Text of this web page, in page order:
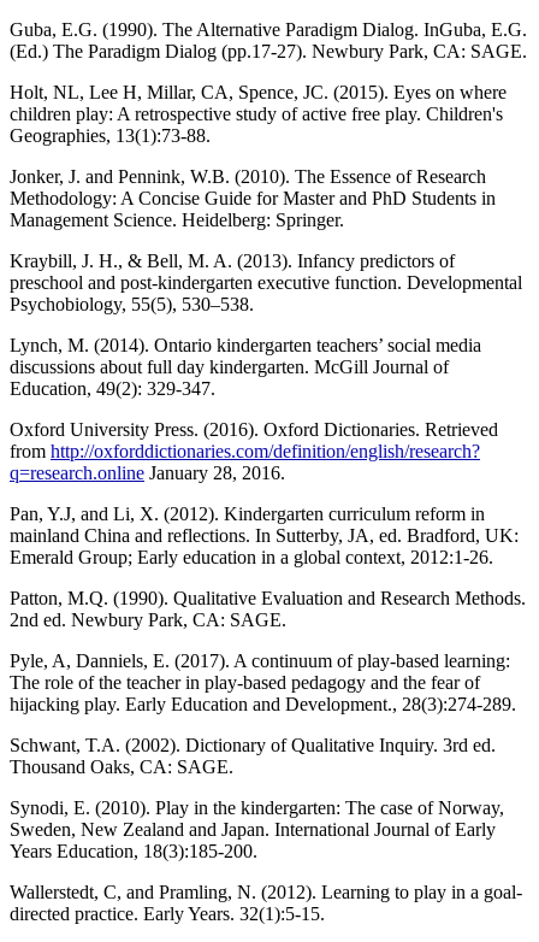
Guba, E.G. (1990). The Alternative Paradigm Dialog. InGuba, E.G.
(Ed.) The Paradigm Dialog (pp.17-27). Newbury Park, CA: SAGE.
Holt, NL, Lee H, Millar, CA, Spence, JC. (2015). Eyes on where
children play: A retrospective study of active free play. Children's
Geographies, 13(1):73-88.
Jonker, J. and Pennink, W.B. (2010). The Essence of Research
Methodology: A Concise Guide for Master and PhD Students in
Management Science. Heidelberg: Springer.
Kraybill, J. H., & Bell, M. A. (2013). Infancy predictors of
preschool and post‐kindergarten executive function. Developmental
Psychobiology, 55(5), 530–538.
Lynch, M. (2014). Ontario kindergarten teachers’ social media
discussions about full day kindergarten. McGill Journal of
Education, 49(2): 329-347.
Oxford University Press. (2016). Oxford Dictionaries. Retrieved
from http://oxforddictionaries.com/definition/english/research?
q=research.online January 28, 2016.
Pan, Y.J, and Li, X. (2012). Kindergarten curriculum reform in
mainland China and reflections. In Sutterby, JA, ed. Bradford, UK:
Emerald Group; Early education in a global context, 2012:1-26.
Patton, M.Q. (1990). Qualitative Evaluation and Research Methods.
2nd ed. Newbury Park, CA: SAGE.
Pyle, A, Danniels, E. (2017). A continuum of play-based learning:
The role of the teacher in play-based pedagogy and the fear of
hijacking play. Early Education and Development., 28(3):274-289.
Schwant, T.A. (2002). Dictionary of Qualitative Inquiry. 3rd ed.
Thousand Oaks, CA: SAGE.
Synodi, E. (2010). Play in the kindergarten: The case of Norway,
Sweden, New Zealand and Japan. International Journal of Early
Years Education, 18(3):185-200.
Wallerstedt, C, and Pramling, N. (2012). Learning to play in a goal-
directed practice. Early Years. 32(1):5-15.